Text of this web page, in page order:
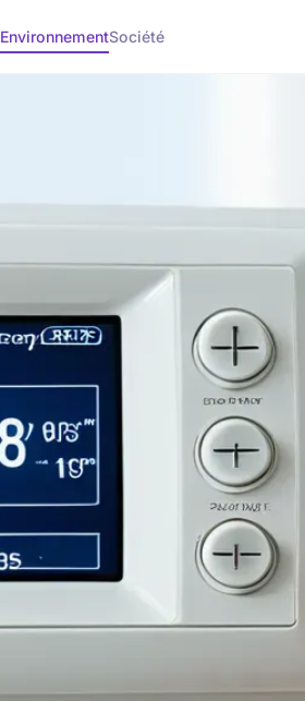
EnvironnementSociété